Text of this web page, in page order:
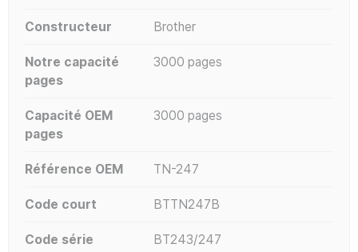
Constructeur Brother
Notre capacité
pages
3000 pages
Capacité OEM
pages
3000 pages
Référence OEM TN-247
Code court BTTN247B
Code série BT243/247